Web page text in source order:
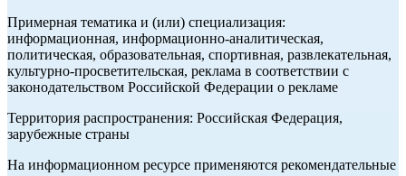
Примерная тематика и (или) специализация:
информационная, информационно-аналитическая,
политическая, образовательная, спортивная, развлекательная,
культурно-просветительская, реклама в соответствии с
законодательством Российской Федерации о рекламе
Территория распространения: Российская Федерация,
зарубежные страны
На информационном ресурсе применяются рекомендательные